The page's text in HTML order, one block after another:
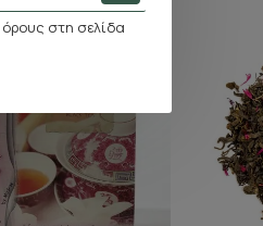
στη σελίδα